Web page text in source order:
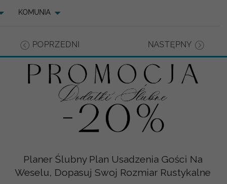
KOMUNIA
POPRZEDNI NASTĘPNY
Planer Ślubny Plan Usadzenia Gości Na
Weselu, Dopasuj Swoj Rozmiar Rustykalne